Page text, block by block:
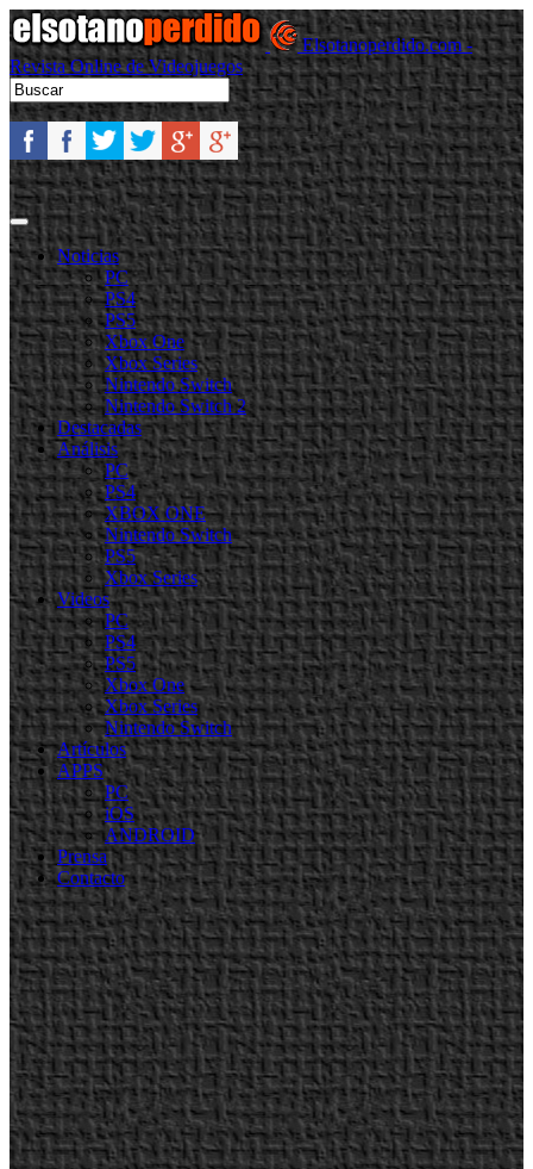
Elsotanoperdido.com -
Revista Online de Videojuegos
Noticias
PC
PS4
PS5
Xbox One
Xbox Series
Nintendo Switch
Nintendo Switch 2
Destacadas
Análisis
PC
PS4
XBOX ONE
Nintendo Switch
PS5
Xbox Series
Videos
PC
PS4
PS5
Xbox One
Xbox Series
Nintendo Switch
Artículos
APPS
PC
iOS
ANDROID
Prensa
Contacto